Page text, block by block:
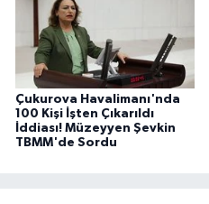
Çukurova Havalimanı'nda
100 Kişi İşten Çıkarıldı
İddiası! Müzeyyen Şevkin
TBMM'de Sordu